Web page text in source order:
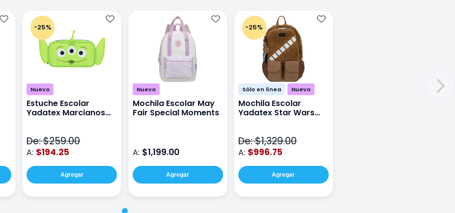
-25%
Nuevo
Estuche Escolar
Yadatex Marcianos
De: $259.00
A: $194.25
Agregar
Nuevo
Mochila Escolar May
Fair Special Moments
A: $1,199.00
Agregar
-25%
Sólo en línea Nuevo
Mochila Escolar
Yadatex Star Wars
De: $1,329.00
A: $996.75
Agregar